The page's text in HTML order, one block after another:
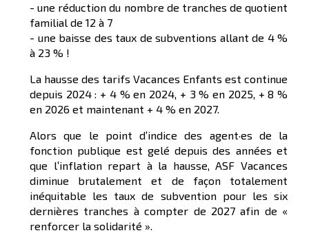
- une réduction du nombre de tranches de quotient
familial de 12 à 7
- une baisse des taux de subventions allant de 4 %
à 23 % !
La hausse des tarifs Vacances Enfants est continue
depuis 2024 : + 4 % en 2024, + 3 % en 2025, + 8 %
en 2026 et maintenant + 4 % en 2027.
Alors que le point d’indice des agent·es de la
fonction publique est gelé depuis des années et
que l’inflation repart à la hausse, ASF Vacances
diminue brutalement et de façon totalement
inéquitable les taux de subvention pour les six
dernières tranches à compter de 2027 afin de «
renforcer la solidarité ».